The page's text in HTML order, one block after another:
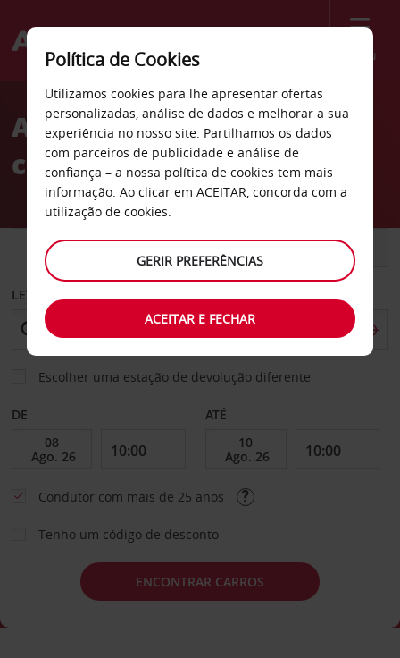
Menu
Welcome
AvisAluguer de
carros Columbus
CARRO COMERCIAIS
LEVANTAR EM
Escolher uma estação de devolução diferente
DE ATÉ
Condutor com mais de 25 anos
Tenho um código de desconto
ENCONTRAR CARROS
Política de Cookies
Utilizamos cookies para lhe apresentar ofertas
personalizadas, análise de dados e melhorar a sua
experiência no nosso site. Partilhamos os dados
com parceiros de publicidade e análise de
confiança – a nossa política de cookies tem mais
informação. Ao clicar em ACEITAR, concorda com a
utilização de cookies.
GERIR PREFERÊNCIAS
ACEITAR E FECHAR